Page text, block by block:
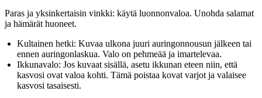
Paras ja yksinkertaisin vinkki: käytä luonnonvaloa. Unohda salamat
ja hämärät huoneet.
Kultainen hetki: Kuvaa ulkona juuri auringonnousun jälkeen tai
ennen auringonlaskua. Valo on pehmeää ja imartelevaa.
Ikkunavalo: Jos kuvaat sisällä, asetu ikkunan eteen niin, että
kasvosi ovat valoa kohti. Tämä poistaa kovat varjot ja valaisee
kasvosi tasaisesti.